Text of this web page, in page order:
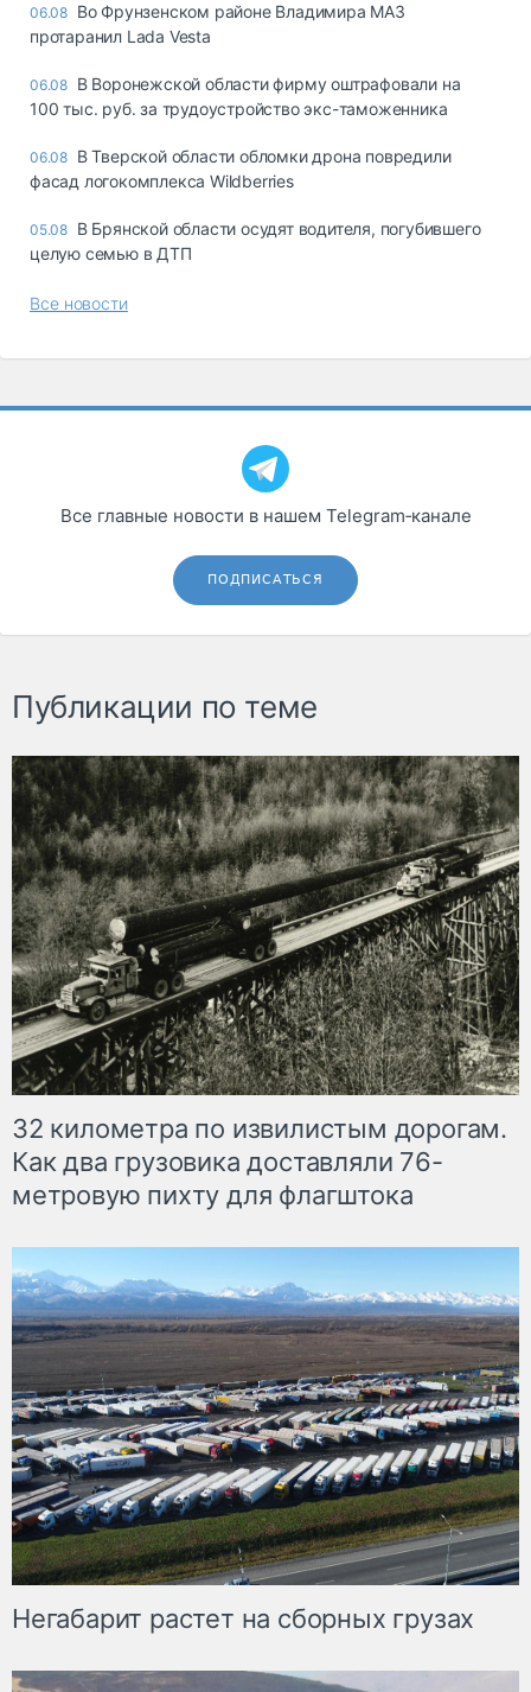
06.08 Во Фрунзенском районе Владимира МАЗ
протаранил Lada Vesta
06.08 В Воронежской области фирму оштрафовали на
100 тыс. руб. за трудоустройство экс-таможенника
06.08 В Тверской области обломки дрона повредили
фасад логокомплекса Wildberries
05.08 В Брянской области осудят водителя, погубившего
целую семью в ДТП
Все новости
Все главные новости в нашем Telegram‑канале
ПОДПИСАТЬСЯ
Публикации по теме
32 километра по извилистым дорогам.
Как два грузовика доставляли 76-
метровую пихту для флагштока
Негабарит растет на сборных грузах